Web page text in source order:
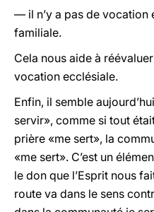
— il n’y a pas de vocation
familiale.
Cela nous aide à
vocation ecclésiale.
Enfin, il semble
servir», comme si tout
prière «me sert», la
«me sert». C’est un
le don que l’Esprit nous
route va dans le sens